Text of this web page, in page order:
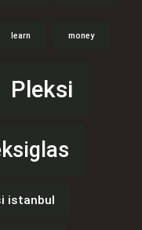
learn money
Pleksi
istanbul